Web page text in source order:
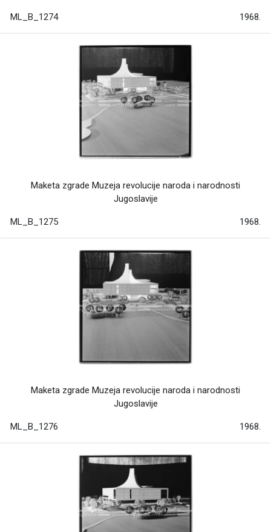
ML_B_1274 1968.
Maketa zgrade Muzeja revolucije naroda i narodnosti
Jugoslavije
ML_B_1275 1968.
Maketa zgrade Muzeja revolucije naroda i narodnosti
Jugoslavije
ML_B_1276 1968.